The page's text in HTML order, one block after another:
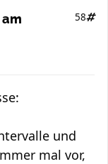
58
und
mal vor,